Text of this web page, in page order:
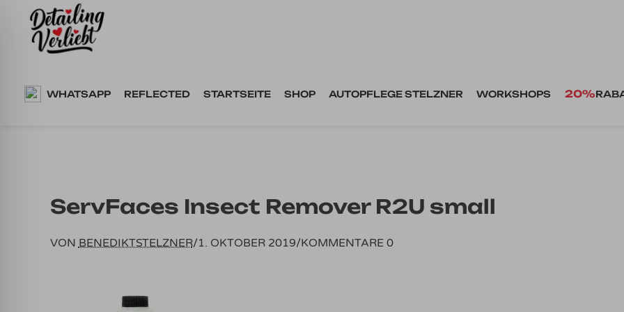
Springe
WHATSAPP REFLECTED STARTSEITE SHOP AUTOPFLEGE STELZNER WORKSHOPS 20%
ServFaces Insect Remover R2U small
VON BENEDIKTSTELZNER/1. OKTOBER 2019/KOMMENTARE 0